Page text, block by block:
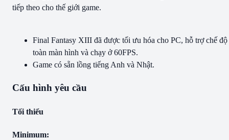
tiếp theo cho thế giới game.
Final Fantasy XIII đã được tối ưu hóa cho PC, hỗ trợ chế độ
toàn màn hình và chạy ở 60FPS.
Game có sẵn lồng tiếng Anh và Nhật.
Cấu hình yêu cầu
Tối thiểu
Minimum: